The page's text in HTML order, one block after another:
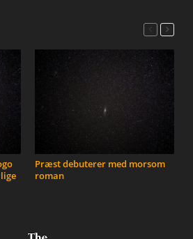
Præst debuterer med morsom
roman